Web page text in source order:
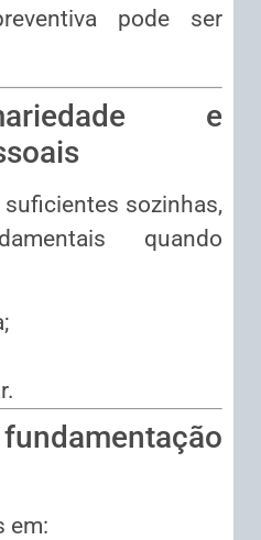
pode ser
e
sozinhas,
quando
em: